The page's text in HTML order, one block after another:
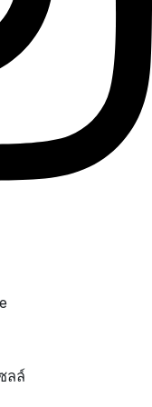
ลล์